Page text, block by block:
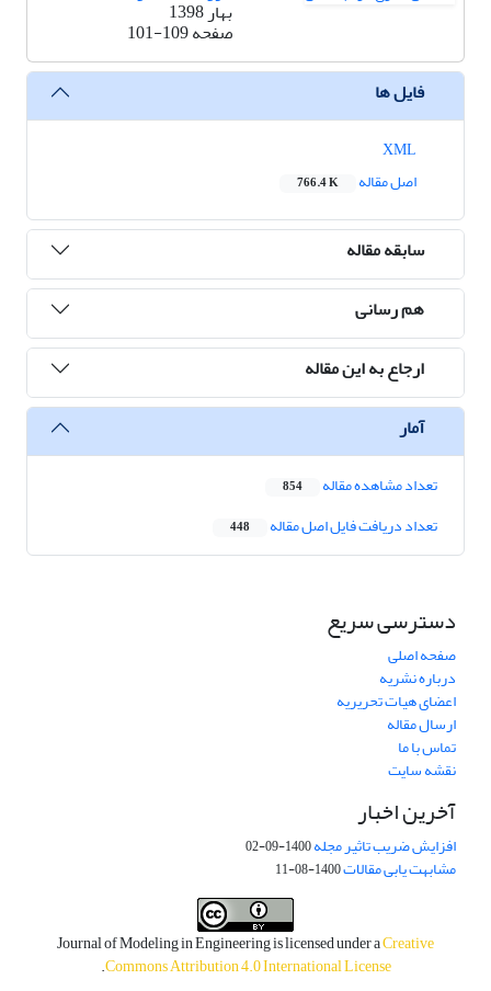
بهار 1398
صفحه101-109
فایل ها
اصل مقاله
766.4 K
سابقه مقاله
هم رسانی
ارجاع به این مقاله
آمار
تعداد مشاهده مقاله 854
تعداد دریافت فایل اصل مقاله 448
دسترسی سریع
صفحه اصلی
درباره نشریه
اعضای هیات تحریریه
ارسال مقاله
تماس با ما
نقشه سایت
آخرین اخبار
افزایش ضریب تاثیر مجله1400-09-02
مشابهت یابی مقالات1400-08-11
Journal of Modeling in Engineering is licensed under aCreative
Commons Attribution 4.0 International License
.